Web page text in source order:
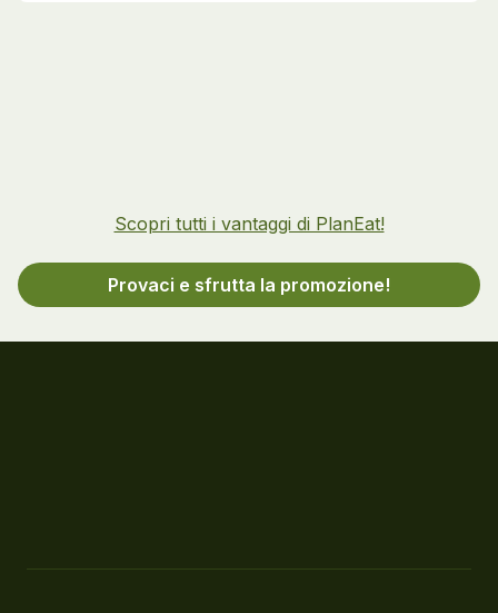
Scopri tutti i vantaggi di PlanEat!
Provaci e sfrutta la promozione!